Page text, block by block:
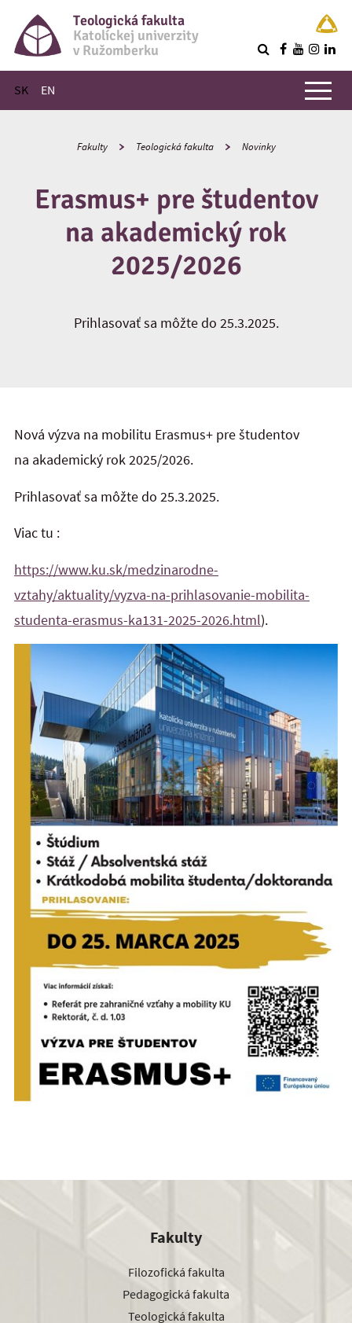
Teologická fakulta
Katolíckej univerzity
v Ružomberku
SK EN
Hlavné menu
Fakulty Teologická fakulta Novinky
Erasmus+ pre študentov
na akademický rok
2025/2026
Prihlasovať sa môžte do 25.3.2025.
Nová výzva na mobilitu Erasmus+ pre študentov
na akademický rok 2025/2026.
Prihlasovať sa môžte do 25.3.2025.
Viac tu :
https://www.ku.sk/medzinarodne-
vztahy/aktuality/vyzva-na-prihlasovanie-mobilita-
studenta-erasmus-ka131-2025-2026.html).
Fakulty
Filozofická fakulta
Pedagogická fakulta
Teologická fakulta